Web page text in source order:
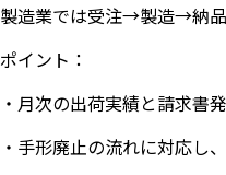
製造業では受注→製造→納
ポイント：
・月次の出荷実績と請求書
・手形廃止の流れに対応し